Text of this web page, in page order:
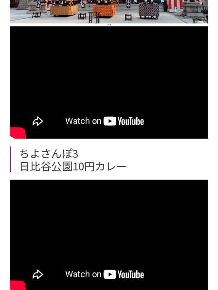
-->
ちよさんぽ3
日比谷公園10円カレー